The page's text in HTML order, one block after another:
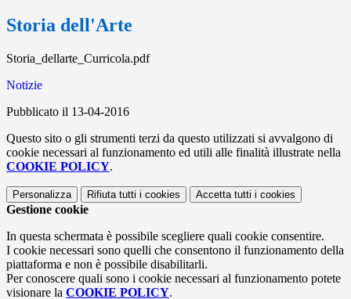
Storia dell'Arte
Storia_dellarte_Curricola.pdf
Notizie
Pubblicato il 13-04-2016
Questo sito o gli strumenti terzi da questo utilizzati si avvalgono di
cookie necessari al funzionamento ed utili alle finalità illustrate nella
COOKIE POLICY.
Personalizza Rifiuta tutti i cookies Accetta tutti i cookies
Gestione cookie
In questa schermata è possibile scegliere quali cookie consentire.
I cookie necessari sono quelli che consentono il funzionamento della
piattaforma e non è possibile disabilitarli.
Per conoscere quali sono i cookie necessari al funzionamento potete
visionare la COOKIE POLICY.